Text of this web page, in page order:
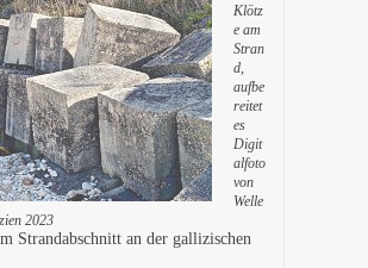
Klötz
e am
Stran
d,
aufbe
reitet
es
Digit
alfoto
von
Welle
2023
Strandabschnitt an der gallizischen